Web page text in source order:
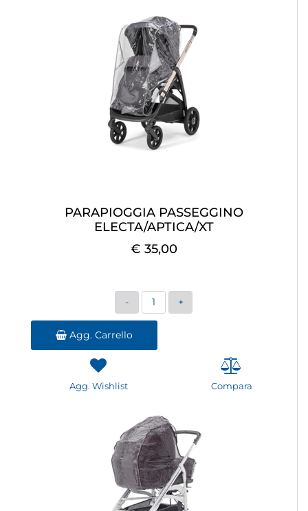
PARAPIOGGIA PASSEGGINO
ELECTA/APTICA/XT
€ 35,00
Quantità
Agg. Carrello
Agg. Wishlist Compara